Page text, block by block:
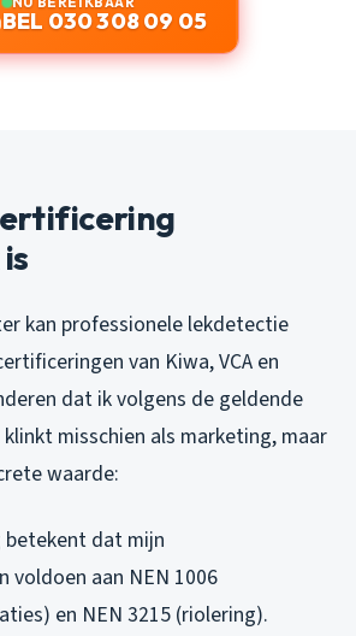
BEL 030 308 09 05
kan professionele lekdetectie
van Kiwa, VCA en
dat ik volgens de geldende
misschien als marketing, maar
waarde:
dat mijn
aan NEN 1006
en NEN 3215 (riolering).